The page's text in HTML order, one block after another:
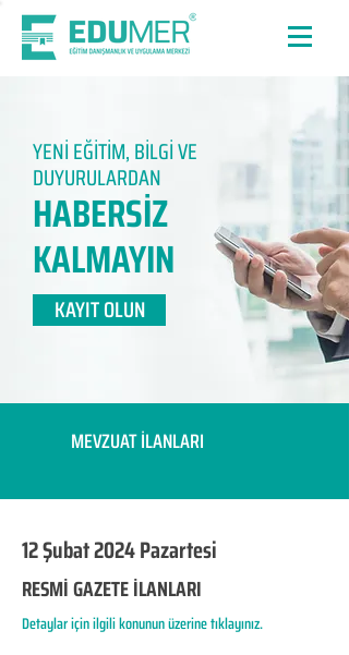
YENİ EĞİTİM, BİLGİ VE
DUYURULARDAN
HABERSİZ
KALMAYIN​
KAYIT OLUN
MEVZUAT İLANLARI
12 Şubat 2024 Pazartesi
RESMİ GAZETE İLANLARI
Detaylar için ilgili konunun üzerine tıklayınız.